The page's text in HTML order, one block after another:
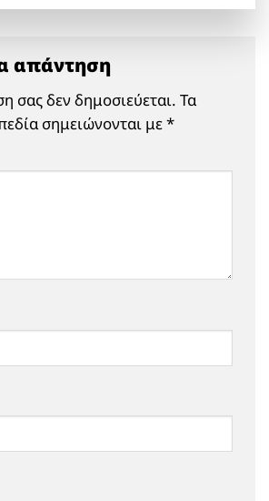
απάντηση
σας δεν δημοσιεύεται. Τα
σημειώνονται με*